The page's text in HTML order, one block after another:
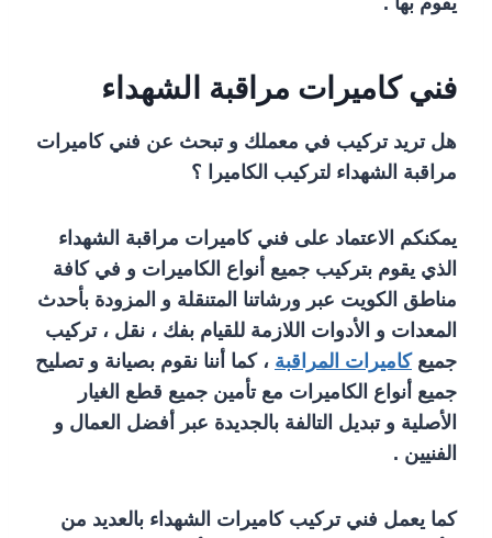
فني كاميرات مراقبة الشهداء
هل تريد تركيب في معملك و تبحث عن فني كاميرات
مراقبة الشهداء لتركيب الكاميرا ؟
يمكنكم الاعتماد على فني كاميرات مراقبة الشهداء
الذي يقوم بتركيب جميع أنواع الكاميرات و في كافة
مناطق الكويت عبر ورشاتنا المتنقلة و المزودة بأحدث
المعدات و الأدوات اللازمة للقيام بفك ، نقل ، تركيب
جميعكاميرات المراقبة ، كما أننا نقوم بصيانة و تصليح
جميع أنواع الكاميرات مع تأمين جميع قطع الغيار
الأصلية و تبديل التالفة بالجديدة عبر أفضل العمال و
الفنيين .
كما يعمل فني تركيب كاميرات الشهداء بالعديد من